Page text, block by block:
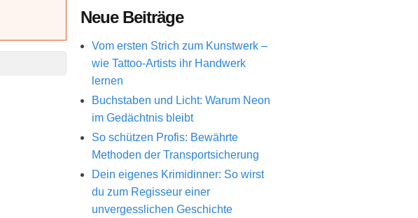
Neue Beiträge
Vom ersten Strich zum Kunstwerk –
wie Tattoo-Artists ihr Handwerk
lernen
Buchstaben und Licht: Warum Neon
im Gedächtnis bleibt
So schützen Profis: Bewährte
Methoden der Transportsicherung
Dein eigenes Krimidinner: So wirst
du zum Regisseur einer
unvergesslichen Geschichte